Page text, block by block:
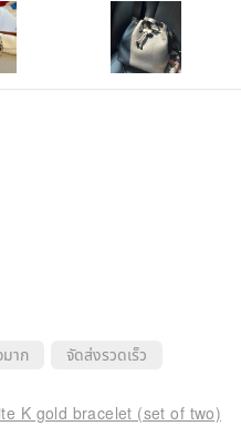
มาก จัดส่งรวดเร็ว
K gold bracelet (set of two)